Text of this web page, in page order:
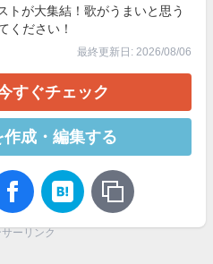
トが大集結！歌がうまいと思う
ください！
最終更新日: 2026/08/06
すぐチェック
成・編集する
ーリンク